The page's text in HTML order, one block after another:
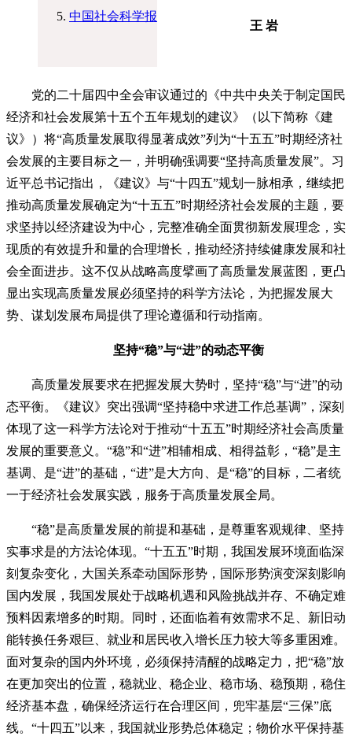
中国社会科学报
王 岩
党的二十届四中全会审议通过的《中共中央关于制定国民
经济和社会发展第十五个五年规划的建议》（以下简称《建
议》）将“高质量发展取得显著成效”列为“十五五”时期经济社
会发展的主要目标之一，并明确强调要“坚持高质量发展”。习
近平总书记指出，《建议》与“十四五”规划一脉相承，继续把
推动高质量发展确定为“十五五”时期经济社会发展的主题，要
求坚持以经济建设为中心，完整准确全面贯彻新发展理念，实
现质的有效提升和量的合理增长，推动经济持续健康发展和社
会全面进步。这不仅从战略高度擘画了高质量发展蓝图，更凸
显出实现高质量发展必须坚持的科学方法论，为把握发展大
势、谋划发展布局提供了理论遵循和行动指南。
坚持“稳”与“进”的动态平衡
高质量发展要求在把握发展大势时，坚持“稳”与“进”的动
态平衡。《建议》突出强调“坚持稳中求进工作总基调”，深刻
体现了这一科学方法论对于推动“十五五”时期经济社会高质量
发展的重要意义。“稳”和“进”相辅相成、相得益彰，“稳”是主
基调、是“进”的基础，“进”是大方向、是“稳”的目标，二者统
一于经济社会发展实践，服务于高质量发展全局。
“稳”是高质量发展的前提和基础，是尊重客观规律、坚持
实事求是的方法论体现。“十五五”时期，我国发展环境面临深
刻复杂变化，大国关系牵动国际形势，国际形势演变深刻影响
国内发展，我国发展处于战略机遇和风险挑战并存、不确定难
预料因素增多的时期。同时，还面临着有效需求不足、新旧动
能转换任务艰巨、就业和居民收入增长压力较大等多重困难。
面对复杂的国内外环境，必须保持清醒的战略定力，把“稳”放
在更加突出的位置，稳就业、稳企业、稳市场、稳预期，稳住
经济基本盘，确保经济运行在合理区间，兜牢基层“三保”底
线。“十四五”以来，我国就业形势总体稳定；物价水平保持基